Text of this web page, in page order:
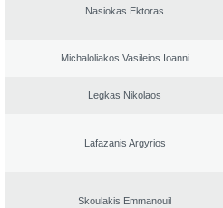
Nasiokas Ektoras
Michaloliakos Vasileios Ioanni
Legkas Nikolaos
Lafazanis Argyrios
Skoulakis Emmanouil